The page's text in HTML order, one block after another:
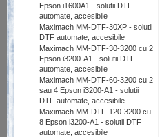
Epson i1600A1 - solutii DTF
automate, accesibile
Maximach MM-DTF-30XP - solutii
DTF automate, accesibile
Maximach MM-DTF-30-3200 cu 2
Epson i3200-A1 - solutii DTF
automate, accesibile
Maximach MM-DTF-60-3200 cu 2
sau 4 Epson i3200-A1 - solutii
DTF automate, accesibile
Maximach MM-DTF-120-3200 cu
8 Epson i3200-A1 - solutii DTF
automate, accesibile